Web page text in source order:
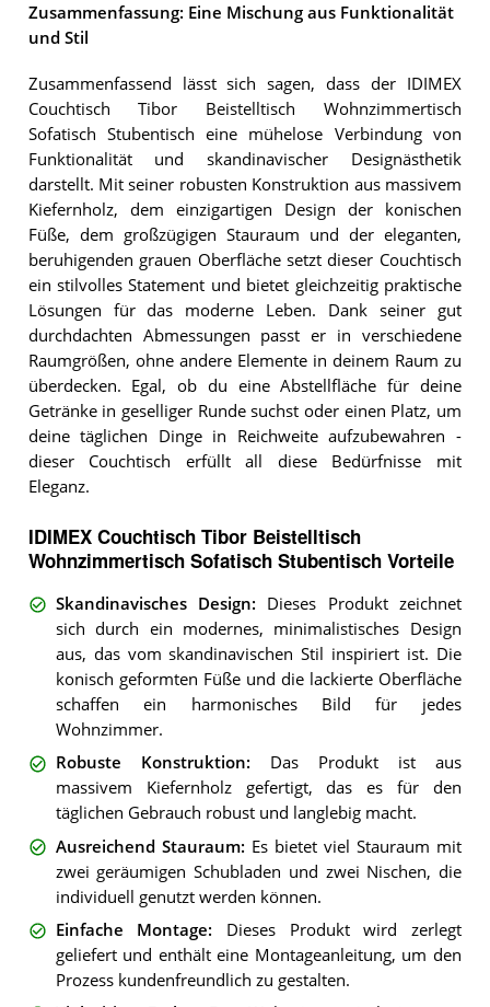
Zusammenfassung: Eine Mischung aus Funktionalität
und Stil
Zusammenfassend lässt sich sagen, dass der IDIMEX
Couchtisch Tibor Beistelltisch Wohnzimmertisch
Sofatisch Stubentisch eine mühelose Verbindung von
Funktionalität und skandinavischer Designästhetik
darstellt. Mit seiner robusten Konstruktion aus massivem
Kiefernholz, dem einzigartigen Design der konischen
Füße, dem großzügigen Stauraum und der eleganten,
beruhigenden grauen Oberfläche setzt dieser Couchtisch
ein stilvolles Statement und bietet gleichzeitig praktische
Lösungen für das moderne Leben. Dank seiner gut
durchdachten Abmessungen passt er in verschiedene
Raumgrößen, ohne andere Elemente in deinem Raum zu
überdecken. Egal, ob du eine Abstellfläche für deine
Getränke in geselliger Runde suchst oder einen Platz, um
deine täglichen Dinge in Reichweite aufzubewahren -
dieser Couchtisch erfüllt all diese Bedürfnisse mit
Eleganz.
IDIMEX Couchtisch Tibor Beistelltisch
Wohnzimmertisch Sofatisch Stubentisch Vorteile
Skandinavisches Design: Dieses Produkt zeichnet
sich durch ein modernes, minimalistisches Design
aus, das vom skandinavischen Stil inspiriert ist. Die
konisch geformten Füße und die lackierte Oberfläche
schaffen ein harmonisches Bild für jedes
Wohnzimmer.
Robuste Konstruktion: Das Produkt ist aus
massivem Kiefernholz gefertigt, das es für den
täglichen Gebrauch robust und langlebig macht.
Ausreichend Stauraum: Es bietet viel Stauraum mit
zwei geräumigen Schubladen und zwei Nischen, die
individuell genutzt werden können.
Einfache Montage: Dieses Produkt wird zerlegt
geliefert und enthält eine Montageanleitung, um den
Prozess kundenfreundlich zu gestalten.